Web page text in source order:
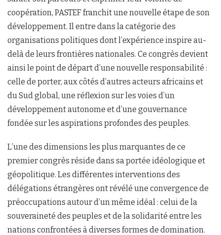
coopération, PASTEF franchit une nouvelle étape de son
développement. Il entre dans la catégorie des
organisations politiques dont l’expérience inspire au-
delà de leurs frontières nationales. Ce congrès devient
ainsi le point de départ d’une nouvelle responsabilité :
celle de porter, aux côtés d’autres acteurs africains et
du Sud global, une réflexion sur les voies d’un
développement autonome et d’une gouvernance
fondée sur les aspirations profondes des peuples.
L’une des dimensions les plus marquantes de ce
premier congrès réside dans sa portée idéologique et
géopolitique. Les différentes interventions des
délégations étrangères ont révélé une convergence de
préoccupations autour d’un même idéal : celui de la
souveraineté des peuples et de la solidarité entre les
nations confrontées à diverses formes de domination.